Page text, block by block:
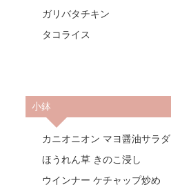
ガリバタチキン
タコライス
小鉢
カニオニオン マヨ醤油サラダ
ほうれん草 きのこ浸し
ウインナー ケチャップ炒め